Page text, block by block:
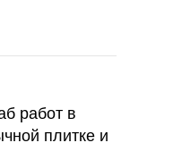
работ в
плитке и